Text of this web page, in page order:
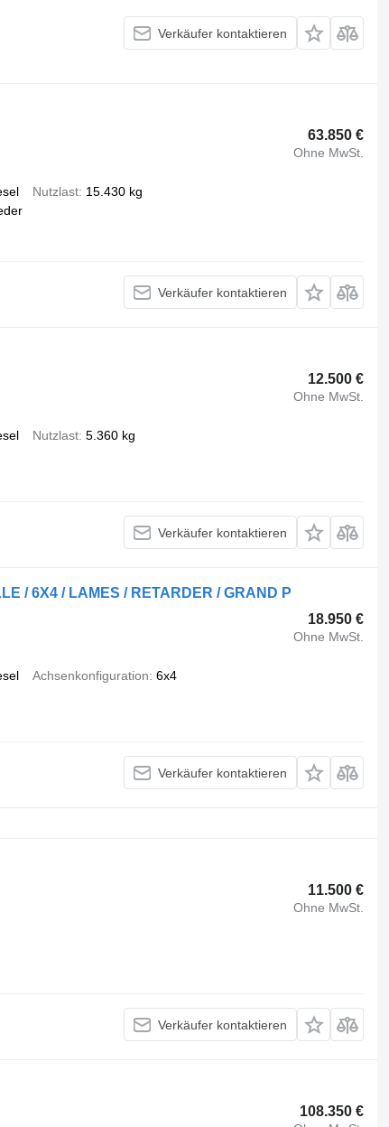
Verkäufer kontaktieren
63.850 €
Ohne MwSt.
Nutzlast 15.430 kg
Verkäufer kontaktieren
12.500 €
Ohne MwSt.
Nutzlast 5.360 kg
Verkäufer kontaktieren
/ 6X4 / LAMES / RETARDER / GRAND P
18.950 €
Ohne MwSt.
Achsenkonfiguration 6x4
Verkäufer kontaktieren
11.500 €
Ohne MwSt.
Verkäufer kontaktieren
108.350 €